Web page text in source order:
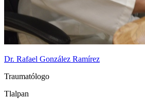
Dr. Rafael González Ramírez
Traumatólogo
Tlalpan